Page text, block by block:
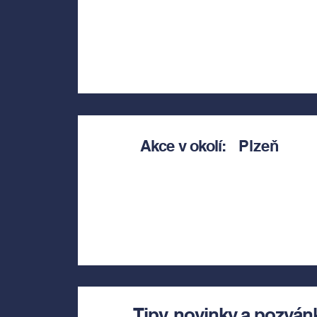
Akce v okolí: Plzeň